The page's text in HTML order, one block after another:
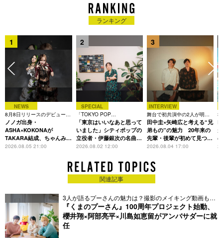
を経験しながらフルアルバム3枚／EP2枚／シングル3枚をリリ
ースし、音楽業界に大きなインパクトを与え続けている。コロ
ナ禍でも、ゲリラでの新曲発売や同楽曲を101回連続でパフォ
ーマンスするドキュメンタルMVを公開するなど、泥臭くもエ
モーショナルな活動を展開。“日本武道館”という夢の続きは第3
期BiSに託される。
ランキング
1
NEWS
8月8日リリースのデビュー曲
は「Time is money」
ノノガ出身・
ASHA×KOKONAが
TAKARA結成、ちゃんみな
主宰レーベル第2弾アーテ
2026.08.05 21:00
2
SPECIAL
「TOKYO POP
CHRONICLE」特集
「東京はいいなあと思って
いました」シティポップの
立役者・伊藤銀次の名曲回
想録
2026.08.02 12:00
3
INTERVIEW
舞台で初共演中の2人が明か
す、今の自分をつくる恩人の
存在
田中圭×矢崎広と考える“兄
弟もの”の魅力 20年来の
先輩・後輩が初めて見つけ
た互いの共通点とは
2026.08.04 17:00
3
関連記事
3人が語るプーさんの魅力は？撮影のメイキング動画も公
開『くまのプーさん』100周年プロジェクト始動、
櫻井翔×阿部亮平×川島如恵留がアンバサダーに就
任